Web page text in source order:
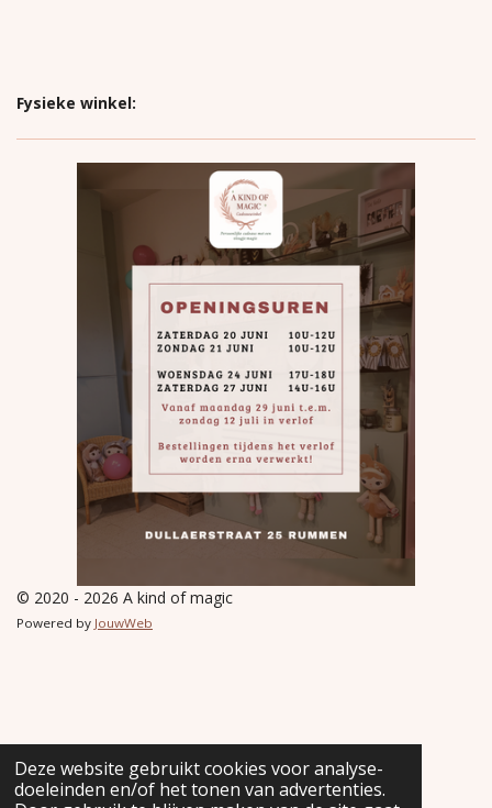
Deze website gebruikt cookies voor analyse-
doeleinden en/of het tonen van advertenties.
Fysieke winkel:
© 2020 - 2026 A kind of magic
Powered by JouwWeb